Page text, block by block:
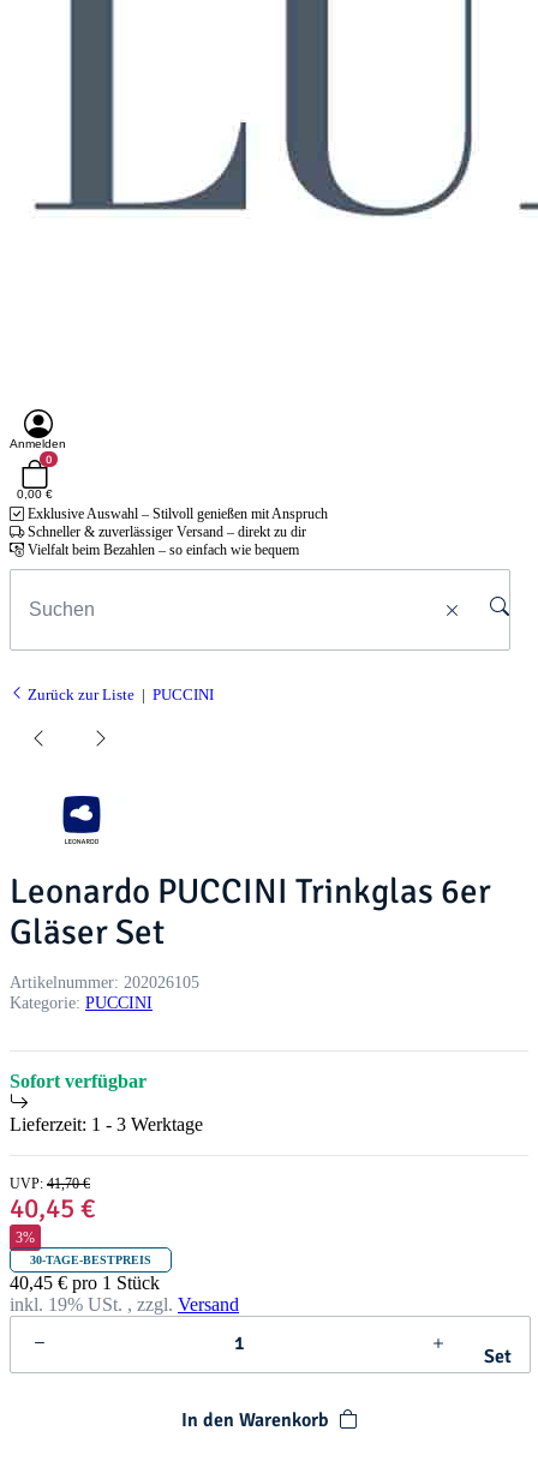
Anmelden
0
0,00 €
Exklusive Auswahl – Stilvoll genießen mit Anspruch
Schneller & zuverlässiger Versand – direkt zu dir
Vielfalt beim Bezahlen – so einfach wie bequem
Zurück zur Liste PUCCINI
Leonardo PUCCINI Trinkglas 6er
Gläser Set
Artikelnummer: 202026105
Kategorie: PUCCINI
Sofort verfügbar
Lieferzeit: 1 - 3 Werktage
UVP: 41,70 €
40,45 €
3%
30-TAGE-BESTPREIS
40,45 € pro 1 Stück
inkl. 19% USt. , zzgl. Versand
Set
In den Warenkorb